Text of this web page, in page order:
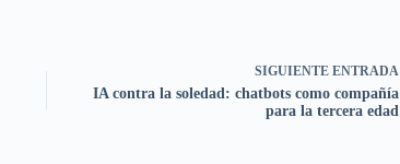
SIGUIENTE ENTRADA
IA contra la soledad: chatbots como compañía
para la tercera edad